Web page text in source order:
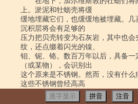
逐字显示 拼音 注音